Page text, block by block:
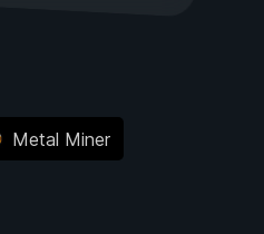
Metal Miner